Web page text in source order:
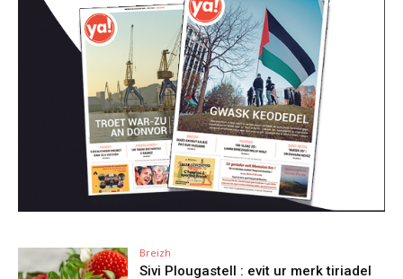
Breizh
Sivi Plougastell : evit ur merk tiriadel